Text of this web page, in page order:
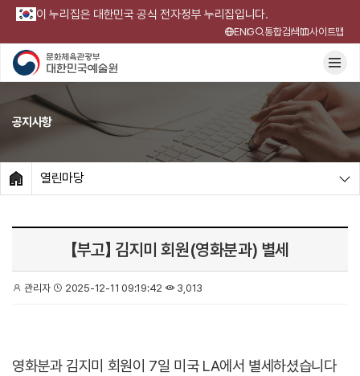
이 누리집은 대한민국 공식 전자정부 누리집입니다.
ENG 통합검색 사이트맵
공지사항
HOME
열린마당
【부고】 김지미 회원(영화분과) 별세
관리자 2025-12-11 09:19:42 3,013
영화분과 김지미 회원이 7일 미국 LA에서 별세하셨습니다